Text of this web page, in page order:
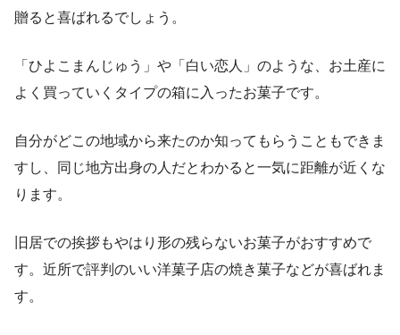
贈ると喜ばれるでしょう。
「ひよこまんじゅう」や「白い恋人」のような、お土産に
よく買っていくタイプの箱に入ったお菓子です。
自分がどこの地域から来たのか知ってもらうこともできま
すし、同じ地方出身の人だとわかると一気に距離が近くな
ります。
旧居での挨拶もやはり形の残らないお菓子がおすすめで
す。近所で評判のいい洋菓子店の焼き菓子などが喜ばれま
す。